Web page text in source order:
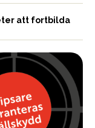
att fortbilda